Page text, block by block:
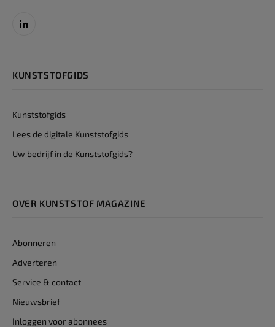
LinkedIn
KUNSTSTOFGIDS
Kunststofgids
Lees de digitale Kunststofgids
Uw bedrijf in de Kunststofgids?
OVER KUNSTSTOF MAGAZINE
Abonneren
Adverteren
Service & contact
Nieuwsbrief
Inloggen voor abonnees